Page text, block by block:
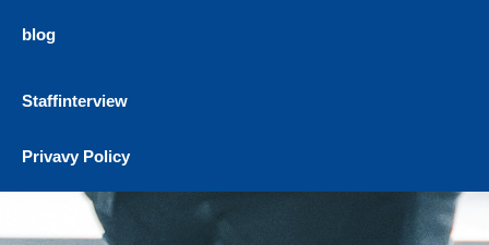
blog
Staffinterview
Privavy Policy